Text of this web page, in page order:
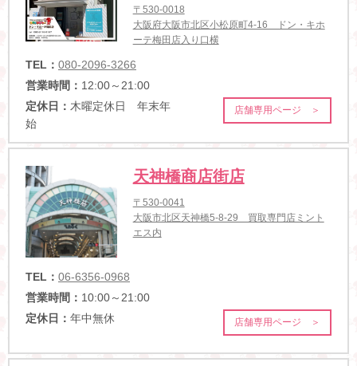
〒530-0018
大阪府大阪市北区小松原町4-16 ドン・キホ
ーテ梅田店入り口横
TEL： 080-2096-3266
営業時間： 12:00～21:00
定休日： 木曜定休日 年末年
始
店舗専用ページ ＞
天神橋商店街店
〒530-0041
大阪市北区天神橋5-8-29 買取専門店ミント
エス内
TEL： 06-6356-0968
営業時間： 10:00～21:00
定休日： 年中無休 店舗専用ページ ＞